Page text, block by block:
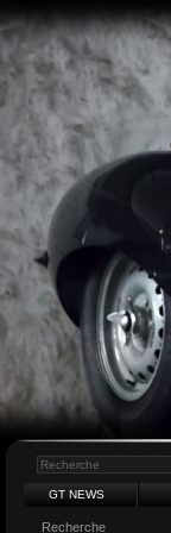
GT NEWS
Recherche